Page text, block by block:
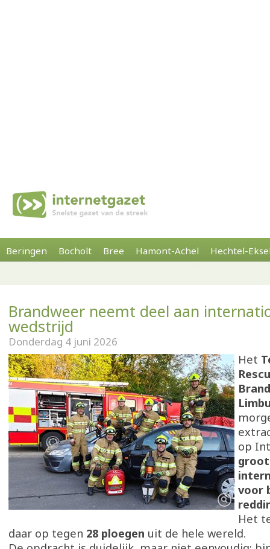
Beringen Bocholt Bree Hamont-Achel Hechtel-
Brandweer neemt deel aan
wedstrijd
Donderdag 4 juni 2026
Het
op
voor
Het
daar op tegen 28 ploegen uit de hele wereld.